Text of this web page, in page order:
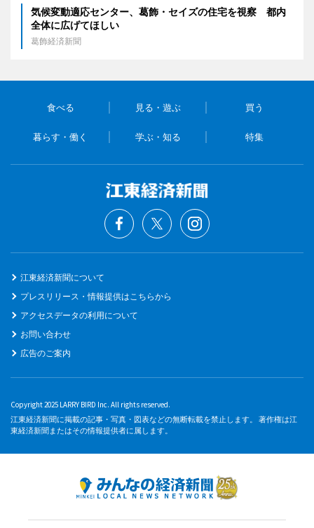
気候変動適応センター、葛飾・セイズの住宅を視察 都内
全体に広げてほしい
葛飾経済新聞
食べる 見る・遊ぶ 買う
暮らす・働く 学ぶ・知る 特集
江東経済新聞について
プレスリリース・情報提供はこちらから
アクセスデータの利用について
お問い合わせ
広告のご案内
Copyright 2025 LARRY BIRD Inc. All rights reserved.
江東経済新聞に掲載の記事・写真・図表などの無断転載を禁止します。 著作権は江
東経済新聞またはその情報提供者に属します。